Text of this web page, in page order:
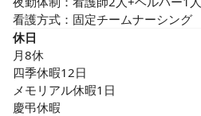
看護方式：固定チームナーシング
休日
月8休
四季休暇12日
メモリアル休暇1日
慶弔休暇